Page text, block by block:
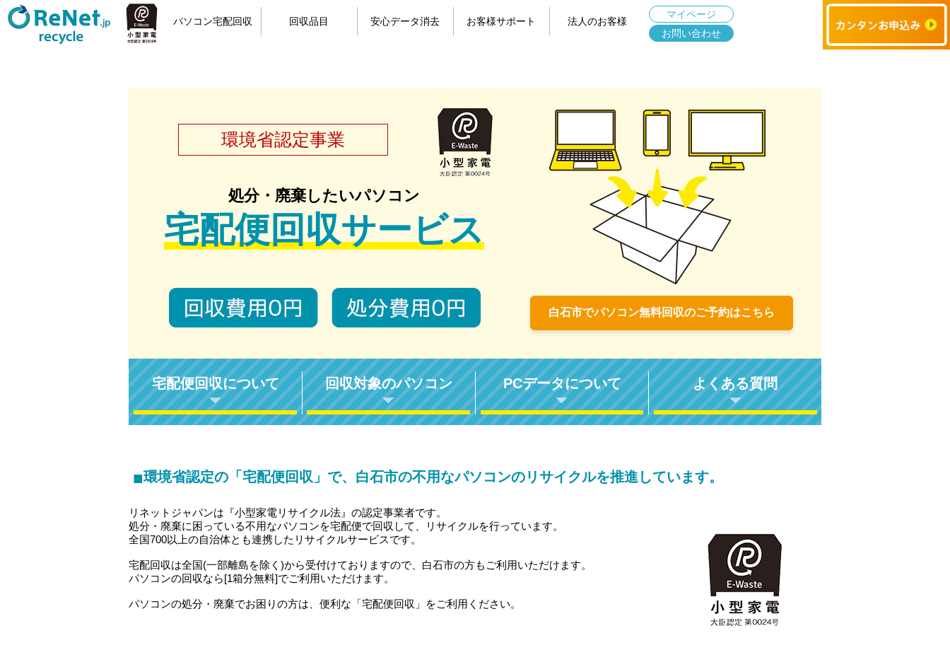
パソコン宅配回収 回収品目 安心データ消去 お客様サポート 法人のお客様
マイページ
お問い合わせ
環境省認定事業
白石市でパソコン無料回収のご予約はこちら
処分・廃棄したいパソコン
宅配便回収サービス
宅配便回収について 回収対象のパソコン PCデータについて よくある質問
■環境省認定の「宅配便回収」で、白石市の不用なパソコンのリサイクルを推進しています。
リネットジャパンは『小型家電リサイクル法』の認定事業者です。
処分・廃棄に困っている不用なパソコンを宅配便で回収して、リサイクルを行っています。
全国700以上の自治体とも連携したリサイクルサービスです。
宅配回収は全国(一部離島を除く)から受付けておりますので、白石市の方もご利用いただけます。
パソコンの回収なら[1箱分無料]でご利用いただけます。
パソコンの処分・廃棄でお困りの方は、便利な「宅配便回収」をご利用ください。